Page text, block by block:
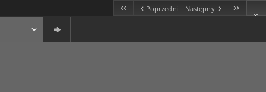
Poprzedni Następny